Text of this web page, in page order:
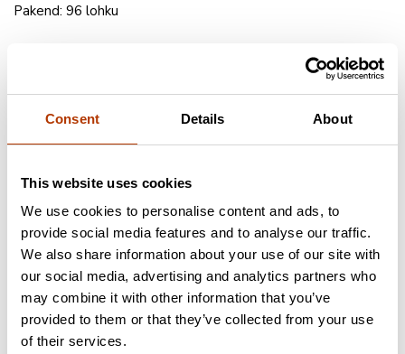
Consent Details About
This website uses cookies
We use cookies to personalise content and ads, to
provide social media features and to analyse our traffic.
We also share information about your use of our site with
our social media, advertising and analytics partners who
may combine it with other information that you’ve
provided to them or that they’ve collected from your use
of their services.
Pakend: 96 lohku
NB! Saate tellida tooteid veebipoes. Logige sisse
lehe paremas ülanurgas.
spetsialistiga
Küsige lisa infot Labema spetsialistilt. Toote spetsialist on
Markus Pappa.
Saada küsimus
Võtmesõnad